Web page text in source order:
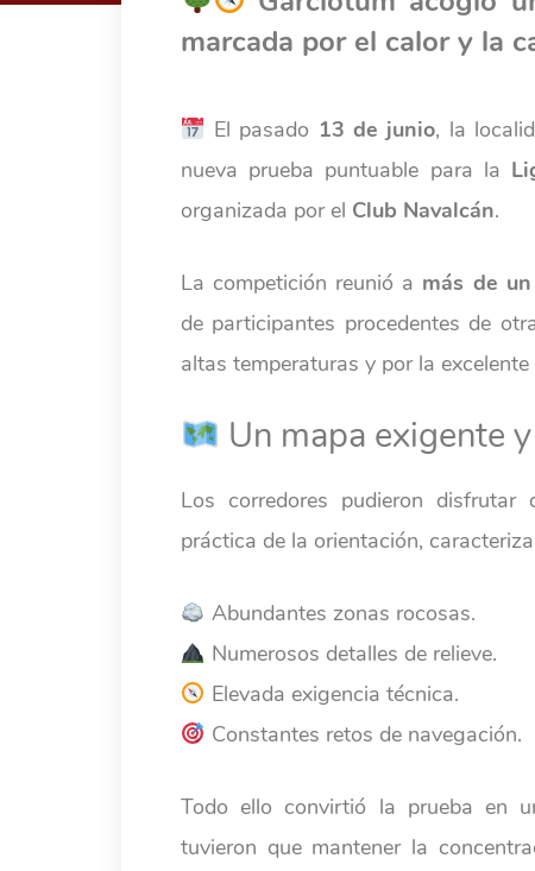
marcada por el calor y la
El pasado 13 de junio, la
nueva prueba puntuable para la
organizada por el Club Navalcán.
La competición reunió a más de
de participantes procedentes de
altas temperaturas y por la
Un mapa exigente
Los corredores pudieron
práctica de la orientación,
Abundantes zonas rocosas.
Numerosos detalles de relieve.
Elevada exigencia técnica.
Constantes retos de navegación.
Todo ello convirtió la prueba en
tuvieron que mantener la